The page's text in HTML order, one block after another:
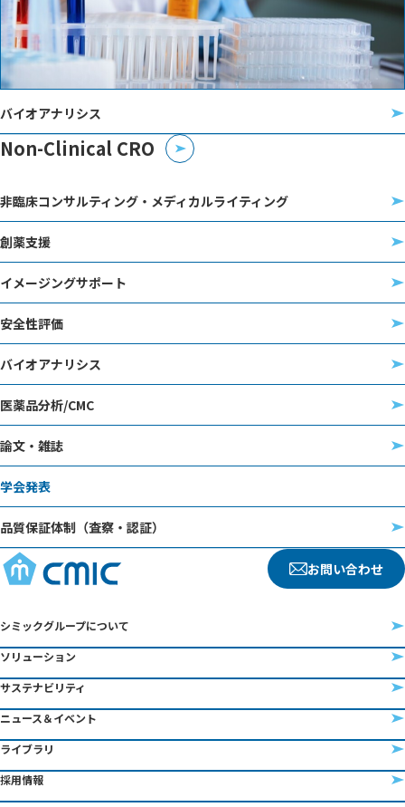
バイオアナリシス
Non-Clinical CRO
非臨床コンサルティング・メディカルライティング
創薬支援
イメージングサポート
安全性評価
バイオアナリシス
医薬品分析/CMC
論文・雑誌
学会発表
品質保証体制（査察・認証）
お問い合わせ
シミックグループについて
ソリューション
サステナビリティ
ニュース＆イベント
ライブラリ
採用情報